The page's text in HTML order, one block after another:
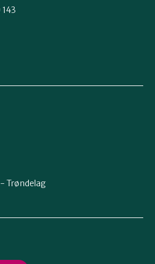
Trøndelag